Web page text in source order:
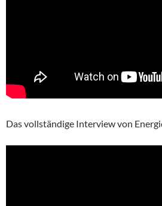
Das vollständige Interview von